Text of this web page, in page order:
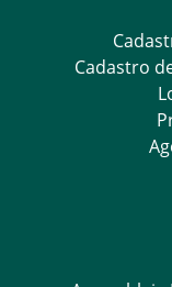
Cadastro